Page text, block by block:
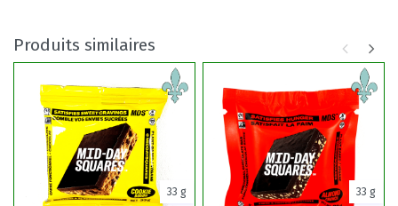
Produits similaires
33 g 33 g